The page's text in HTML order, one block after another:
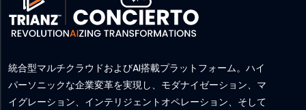
統合型マルチクラウドおよびAI搭載プラットフォーム。ハイ
パーソニックな企業変革を実現し、モダナイゼーション、マ
イグレーション、インテリジェントオペレーション、そして